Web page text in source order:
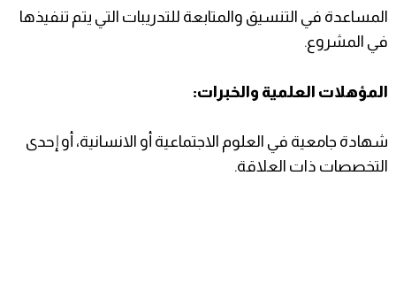
المساعدة في التنسيق والمتابعة للتدريبات التي يتم تنفيذها
في المشروع.
المؤهلات العلمية والخبرات:
شهادة جامعية في العلوم الاجتماعية أو الانسانية، أو إحدى
التخصصات ذات العلاقة.